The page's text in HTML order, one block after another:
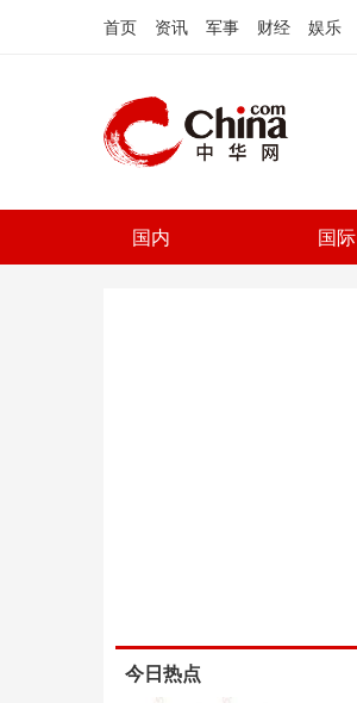
首页 资讯 军事 财经 娱乐
国内 国际
今日热点